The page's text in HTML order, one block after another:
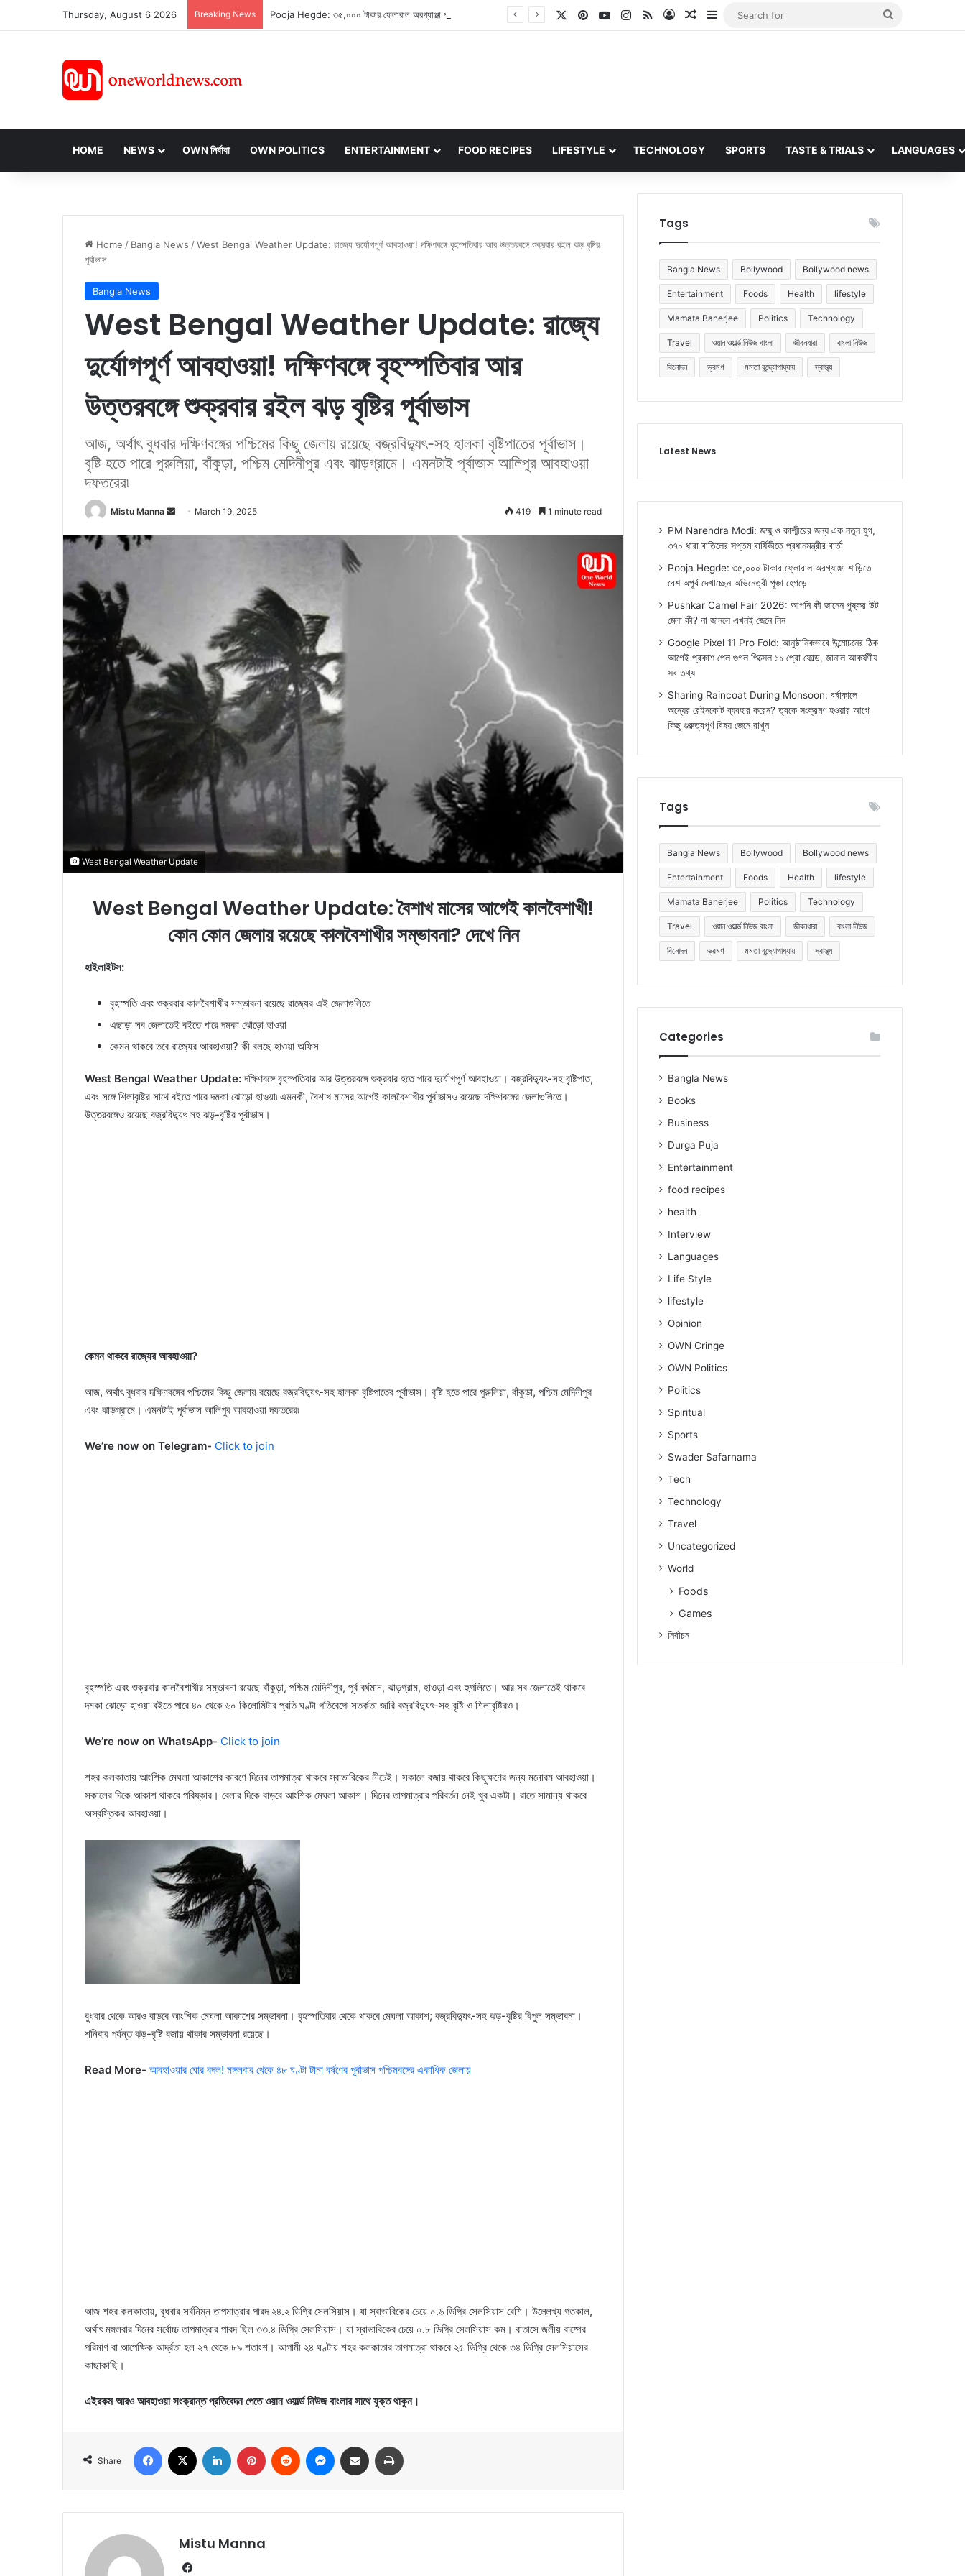
Thursday, August 6 2026 Breaking News PinterestYouTubeInstagram
RSS Log InRandom Article
Sidebar
HOME NEWS OWN নির্বাবা OWN POLITICS ENTERTAINMENT FOOD RECIPES LIFESTYLE TECHNOLOGY SPORTS TASTE & TRIALS LANGUAGES
Home / Bangla News /West Bengal Weather Update: রাজ্যে দুর্যোগপূর্ণ আবহাওয়া! দক্ষিণবঙ্গে বৃহস্পতিবার আর উত্তরবঙ্গে শুক্রবার রইল ঝড় বৃষ্টির
পূর্বাভাস
Bangla News
West Bengal Weather Update: রাজ্যে
দুর্যোগপূর্ণ আবহাওয়া! দক্ষিণবঙ্গে বৃহস্পতিবার আর
উত্তরবঙ্গে শুক্রবার রইল ঝড় বৃষ্টির পূর্বাভাস
আজ, অর্থাৎ বুধবার দক্ষিণবঙ্গের পশ্চিমের কিছু জেলায় রয়েছে বজ্রবিদ্যুৎ-সহ হালকা বৃষ্টিপাতের পূর্বাভাস।
বৃষ্টি হতে পারে পুরুলিয়া, বাঁকুড়া, পশ্চিম মেদিনীপুর এবং ঝাড়গ্রামে। এমনটাই পূর্বাভাস আলিপুর আবহাওয়া
দফতরের৷
Mistu Manna
i
l
March 19, 2025 419 1 minute read
West Bengal Weather Update
West Bengal Weather Update: বৈশাখ মাসের আগেই কালবৈশাখী!
কোন কোন জেলায় রয়েছে কালবৈশাখীর সম্ভাবনা? দেখে নিন
হাইলাইটস:
বৃহস্পতি এবং শুক্রবার কালবৈশাখীর সম্ভাবনা রয়েছে রাজ্যের এই জেলাগুলিতে
এছাড়া সব জেলাতেই বইতে পারে দমকা ঝোড়ো হাওয়া
কেমন থাকবে তবে রাজ্যের আবহাওয়া? কী বলছে হাওয়া অফিস
West Bengal Weather Update:দক্ষিণবঙ্গে বৃহস্পতিবার আর উত্তরবঙ্গে শুক্রবার হতে পারে দুর্যোগপূর্ণ আবহাওয়া। বজ্রবিদ্যুৎ-সহ বৃষ্টিপাত,
এবং সঙ্গে শিলাবৃষ্টির সাথে বইতে পারে দমকা ঝোড়ো হাওয়া৷ এমনকী, বৈশাখ মাসের আগেই কালবৈশাখীর পূর্বাভাসও রয়েছে দক্ষিণবঙ্গের জেলাগুলিতে।
উত্তরবঙ্গেও রয়েছে বজ্রবিদ্যুৎ সহ ঝড়-বৃষ্টির পূর্বাভাস।
কেমন থাকবে রাজ্যের আবহাওয়া?
আজ, অর্থাৎ বুধবার দক্ষিণবঙ্গের পশ্চিমের কিছু জেলায় রয়েছে বজ্রবিদ্যুৎ-সহ হালকা বৃষ্টিপাতের পূর্বাভাস। বৃষ্টি হতে পারে পুরুলিয়া, বাঁকুড়া, পশ্চিম মেদিনীপুর
এবং ঝাড়গ্রামে। এমনটাই পূর্বাভাস আলিপুর আবহাওয়া দফতরের৷
We’re now on Telegram- Click to join
বৃহস্পতি এবং শুক্রবার কালবৈশাখীর সম্ভাবনা রয়েছে বাঁকুড়া, পশ্চিম মেদিনীপুর, পূর্ব বর্ধমান, ঝাড়গ্রাম, হাওড়া এবং হুগলিতে। আর সব জেলাতেই থাকবে
দমকা ঝোড়ো হাওয়া বইতে পারে ৪০ থেকে ৬০ কিলোমিটার প্রতি ঘণ্টা গতিবেগে৷ সতর্কতা জারি বজ্রবিদ্যুৎ-সহ বৃষ্টি ও শিলাবৃষ্টিরও।
We’re now on WhatsApp- Click to join
শহর কলকাতায় আংশিক মেঘলা আকাশের কারণে দিনের তাপমাত্রা থাকবে স্বাভাবিকের নীচেই। সকালে বজায় থাকবে কিছুক্ষণের জন্য মনোরম আবহাওয়া।
সকালের দিকে আকাশ থাকবে পরিষ্কার। বেলার দিকে বাড়বে আংশিক মেঘলা আকাশ। দিনের তাপমাত্রার পরিবর্তন নেই খুব একটা। রাতে সামান্য থাকবে
অস্বস্তিকর আবহাওয়া।
বুধবার থেকে আরও বাড়বে আংশিক মেঘলা আকাশের সম্ভাবনা। বৃহস্পতিবার থেকে থাকবে মেঘলা আকাশ; বজ্রবিদ্যুৎ-সহ ঝড়-বৃষ্টির বিপুল সম্ভাবনা।
শনিবার পর্যন্ত ঝড়-বৃষ্টি বজায় থাকার সম্ভাবনা রয়েছে।
Read More- আবহাওয়ার ঘোর বদল! মঙ্গলবার থেকে ৪৮ ঘণ্টা টানা বর্ষণের পূর্বাভাস পশ্চিমবঙ্গের একাধিক জেলায়
আজ শহর কলকাতায়, বুধবার সর্বনিম্ন তাপমাত্রার পারদ ২৪.২ ডিগ্রি সেলসিয়াস। যা স্বাভাবিকের চেয়ে ০.৬ ডিগ্রি সেলসিয়াস বেশি। উল্লেখ্য গতকাল,
অর্থাৎ মঙ্গলবার দিনের সর্বোচ্চ তাপমাত্রার পারদ ছিল ৩৩.৪ ডিগ্রি সেলসিয়াস। যা স্বাভাবিকের চেয়ে ০.৮ ডিগ্রি সেলসিয়াস কম। বাতাসে জলীয় বাষ্পের
পরিমাণ বা আপেক্ষিক আর্দ্রতা হল ২৭ থেকে ৮৯ শতাংশ। আগামী ২৪ ঘণ্টায় শহর কলকাতার তাপমাত্রা থাকবে ২৫ ডিগ্রি থেকে ৩৪ ডিগ্রি সেলসিয়াসের
কাছাকাছি।
এইরকম আরও আবহাওয়া সংক্রান্ত প্রতিবেদন পেতে ওয়ান ওয়ার্ল্ড নিউজ বাংলার সাথে যুক্ত থাকুন।
Share
Mistu Manna
Tags
Bangla News Bollywood Bollywood news
Entertainment Foods Health lifestyle
Mamata Banerjee Politics Technology
Travel ওয়ান ওয়ার্ল্ড নিউজ বাংলা জীবনধারা বাংলা নিউজ
বিনোদন ভ্রমণ মমতা বন্দ্যোপাধ্যায় স্বাস্থ্য
Latest News
PM Narendra Modi: জম্মু ও কাশ্মীরের জন্য এক নতুন যুগ,
৩৭০ ধারা বাতিলের সপ্তম বার্ষিকীতে প্রধানমন্ত্রীর বার্তা
Pooja Hegde: ৩৫,০০০ টাকার ফ্লোরাল অরগ্যাঞ্জা শাড়িতে
বেশ অপূর্ব দেখাচ্ছেন অভিনেত্রী পূজা হেগড়ে
Pushkar Camel Fair 2026: আপনি কী জানেন পুষ্কর উট
মেলা কী? না জানলে এখনই জেনে নিন
Google Pixel 11 Pro Fold: আনুষ্ঠানিকভাবে উন্মোচনের ঠিক
আগেই প্রকাশ পেল গুগল পিক্সেল ১১ প্রো ফোল্ড, জানাল আকর্ষণীয়
সব তথ্য
Sharing Raincoat During Monsoon: বর্ষাকালে
অন্যের রেইনকোট ব্যবহার করেন? ত্বকে সংক্রমণ হওয়ার আগে
কিছু গুরুত্বপূর্ণ বিষয় জেনে রাখুন
Tags
Bangla News Bollywood Bollywood news
Entertainment Foods Health lifestyle
Mamata Banerjee Politics Technology
Travel ওয়ান ওয়ার্ল্ড নিউজ বাংলা জীবনধারা বাংলা নিউজ
বিনোদন ভ্রমণ মমতা বন্দ্যোপাধ্যায় স্বাস্থ্য
Categories
Bangla News
Books
Business
Durga Puja
Entertainment
food recipes
health
Interview
Languages
Life Style
lifestyle
Opinion
OWN Cringe
OWN Politics
Politics
Spiritual
Sports
Swader Safarnama
Tech
Technology
Travel
Uncategorized
World
Foods
Games
নিৰ্বাচন